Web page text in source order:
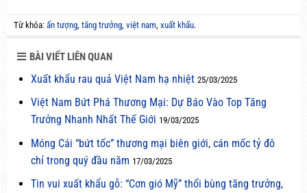
Từ khóa: ấn tượng, tăng trưởng, việt nam, xuất khẩu.
BÀI VIẾT LIÊN QUAN
Xuất khẩu rau quả Việt Nam hạ nhiệt 25/03/2025
Việt Nam Bứt Phá Thương Mại: Dự Báo Vào Top Tăng
Trưởng Nhanh Nhất Thế Giới 19/03/2025
Móng Cái “bứt tốc” thương mại biên giới, cán mốc tỷ đô
chỉ trong quý đầu năm 17/03/2025
Tin vui xuất khẩu gỗ: “Cơn gió Mỹ” thổi bùng tăng trưởng,